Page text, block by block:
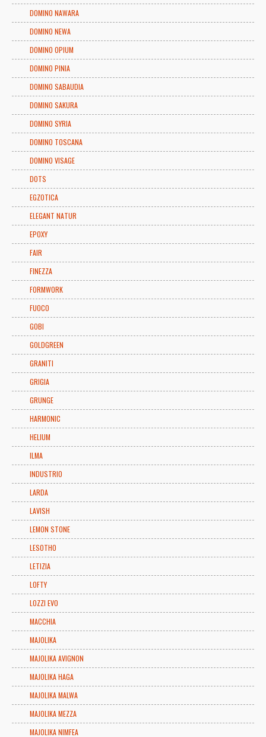
DOMINO NAWARA
DOMINO NEWA
DOMINO OPIUM
DOMINO PINIA
DOMINO SABAUDIA
DOMINO SAKURA
DOMINO SYRIA
DOMINO TOSCANA
DOMINO VISAGE
DOTS
EGZOTICA
ELEGANT NATUR
EPOXY
FAIR
FINEZZA
FORMWORK
FUOCO
GOBI
GOLDGREEN
GRANITI
GRIGIA
GRUNGE
HARMONIC
HELIUM
ILMA
INDUSTRIO
LARDA
LAVISH
LEMON STONE
LESOTHO
LETIZIA
LOFTY
LOZZI EVO
MACCHIA
MAJOLIKA
MAJOLIKA AVIGNON
MAJOLIKA HAGA
MAJOLIKA MALWA
MAJOLIKA MEZZA
MAJOLIKA NIMFEA